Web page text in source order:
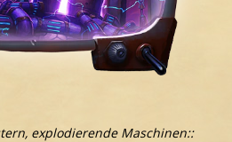
explodierende Maschinen::